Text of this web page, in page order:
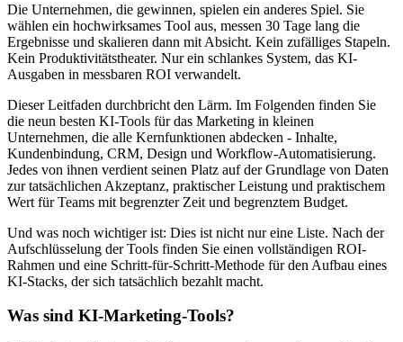
Die Unternehmen, die gewinnen, spielen ein anderes Spiel. Sie
wählen ein hochwirksames Tool aus, messen 30 Tage lang die
Ergebnisse und skalieren dann mit Absicht. Kein zufälliges Stapeln.
Kein Produktivitätstheater. Nur ein schlankes System, das KI-
Ausgaben in messbaren ROI verwandelt.
Dieser Leitfaden durchbricht den Lärm. Im Folgenden finden Sie
die neun besten KI-Tools für das Marketing in kleinen
Unternehmen, die alle Kernfunktionen abdecken - Inhalte,
Kundenbindung, CRM, Design und Workflow-Automatisierung.
Jedes von ihnen verdient seinen Platz auf der Grundlage von Daten
zur tatsächlichen Akzeptanz, praktischer Leistung und praktischem
Wert für Teams mit begrenzter Zeit und begrenztem Budget.
Und was noch wichtiger ist: Dies ist nicht nur eine Liste. Nach der
Aufschlüsselung der Tools finden Sie einen vollständigen ROI-
Rahmen und eine Schritt-für-Schritt-Methode für den Aufbau eines
KI-Stacks, der sich tatsächlich bezahlt macht.
Was sind KI-Marketing-Tools?